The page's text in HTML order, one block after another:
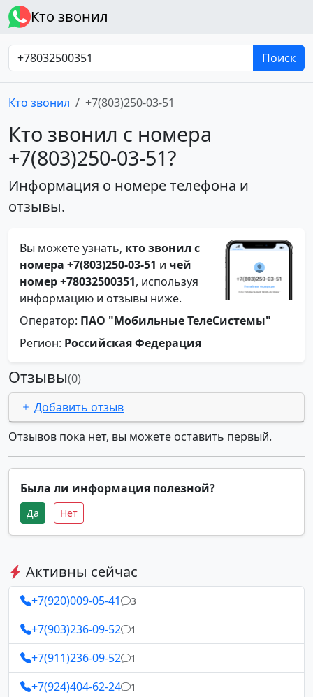
Кто звонил
Поиск
Кто звонил +7(803)250-03-51
Кто звонил с номера
+7(803)250-03-51?
Информация о номере телефона и
отзывы.
Вы можете узнать, кто звонил с
номера +7(803)250-03-51 и чей
номер +78032500351, используя
информацию и отзывы ниже.
Оператор: ПАО "Мобильные ТелеСистемы"
Регион: Российская Федерация
Отзывы(0)
Добавить отзыв
Отзывов пока нет, вы можете оставить первый.
Была ли информация полезной?
Да Нет
Активны сейчас
+7(920)009-05-41 3
+7(903)236-09-52 1
+7(911)236-09-52 1
+7(924)404-62-24 1